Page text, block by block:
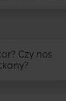
Czy nos